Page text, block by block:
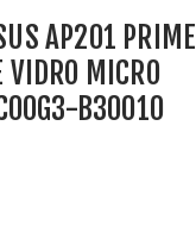
AP201 PRIME
VIDRO MICRO
B30010